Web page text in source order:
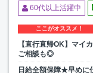
60代以上活躍中
ここがオススメ！
【直行直帰OK】マイ
ご相談も◎
日給全額保障★早めに